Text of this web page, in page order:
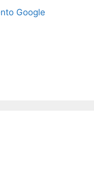
Google